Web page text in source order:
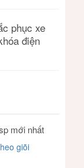
phục xe
điện
mới nhất
giõi